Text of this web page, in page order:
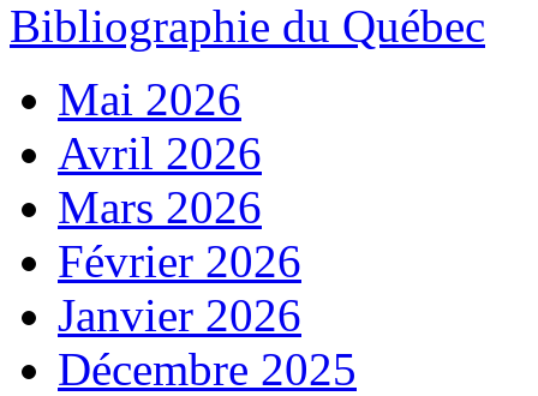
Bibliographie du Québec
Mai 2026
Avril 2026
Mars 2026
Février 2026
Janvier 2026
Décembre 2025